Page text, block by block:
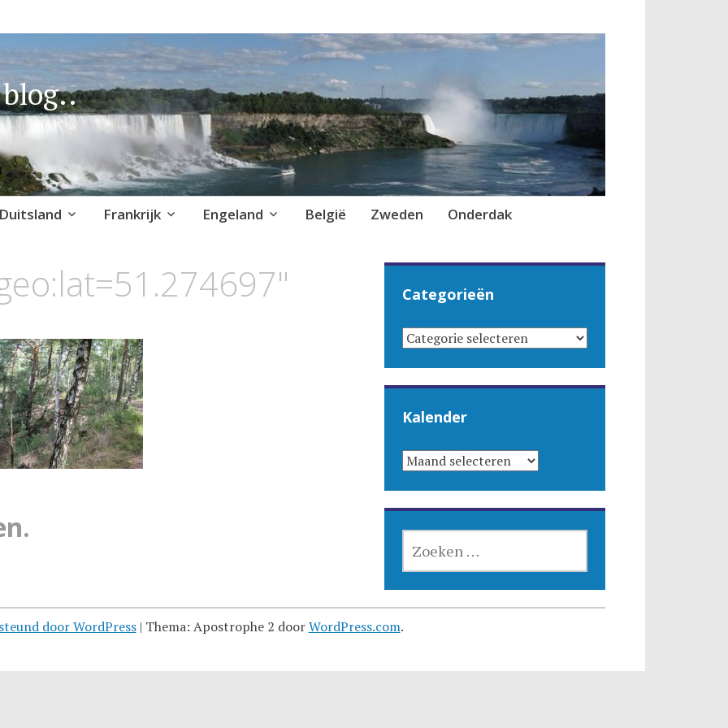
Duitsland Frankrijk Engeland België Zweden Onderdak
Categorieën
CATEGORIEËN
Kalender
KALENDER
NAAR:
door WordPress | Thema: Apostrophe 2 doorWordPress.com.